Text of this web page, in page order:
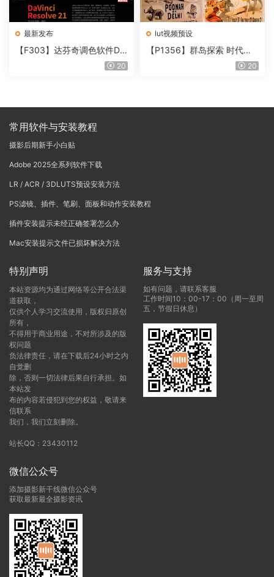
最新发布
【F303】达芬奇调色软件Da
Vinci Resolve Studio21.0.320
lut视频预设
【P1356】群岛探索 时代马
戏团 – QUEST 60 调色预设A
20
常用软件与安装教程
摄影后期新手小白贴
Adobe 2025全系列软件下载
LR / ACR / 3DLUTS预设安装方法
PS滤镜、插件、笔刷、面板和动作安装教程
插件安装提示未经正确签署怎么办
Mac安装提示文件已损坏解决方法
特别声明
本站资源均为通过网络等公开合法渠
道获取，
仅供个人学习交流使用，版权归原创
所有，
不得用于商业用途，不对所涉及的版
权问题
负法律责任，请在下载后24小时之内
自觉删
除，否则一切法律后果自行承担。如
本站发
布的内容若侵犯到您的权益，敬请来
信联系
我们，我们立刻删除。
站长QQ：23430112
服务与支持
如有问题，请联系客服
工作时间10：00-17：00（周一至周
五，节假日休息）
微信公众号
添加摄影新干线微信公众号
获取最新最全摄影资讯